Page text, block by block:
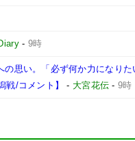
- 9時
思い。「必ず何か力になり
戦/コメント】
- 大宮花伝 - 9時